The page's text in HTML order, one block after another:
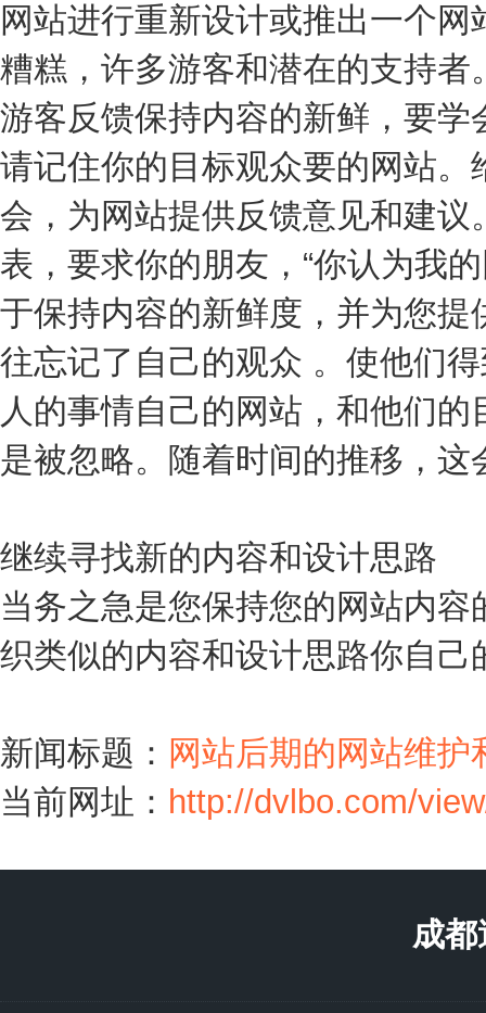
网站进行重新设计或推出一个
糟糕，许多游客和潜在的支持者
游客反馈保持内容的新鲜，要学
请记住你的目标观众要的网站
会，为网站提供反馈意见和建
表，要求你的朋友，“你认为我
于保持内容的新鲜度，并为您
往忘记了自己的观众 。使他们
人的事情自己的网站，和他们
是被忽略。随着时间的推移，这
继续寻找新的内容和设计思路
当务之急是您保持您的网站内
织类似的内容和设计思路你自己
新闻标题： 网站后期的网站维护
当前网址： http://dvlbo.com/
成